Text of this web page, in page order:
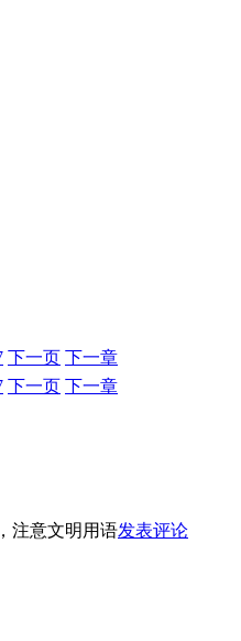
下一页 下一章
下一页 下一章
注意文明用语发表评论